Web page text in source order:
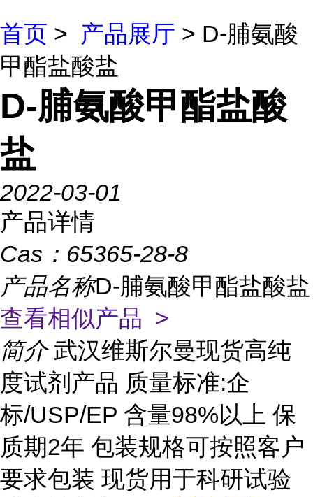
首页 > 产品展厅 > D-脯氨酸
甲酯盐酸盐
D-脯氨酸甲酯盐酸
盐
2022-03-01
产品详情
Cas： 65365-28-8
产品名称D-脯氨酸甲酯盐酸盐
查看相似产品 >
简介 武汉维斯尔曼现货高纯
度试剂产品 质量标准:企
标/USP/EP 含量98%以上 保
质期2年 包装规格可按照客户
要求包装 现货用于科研试验